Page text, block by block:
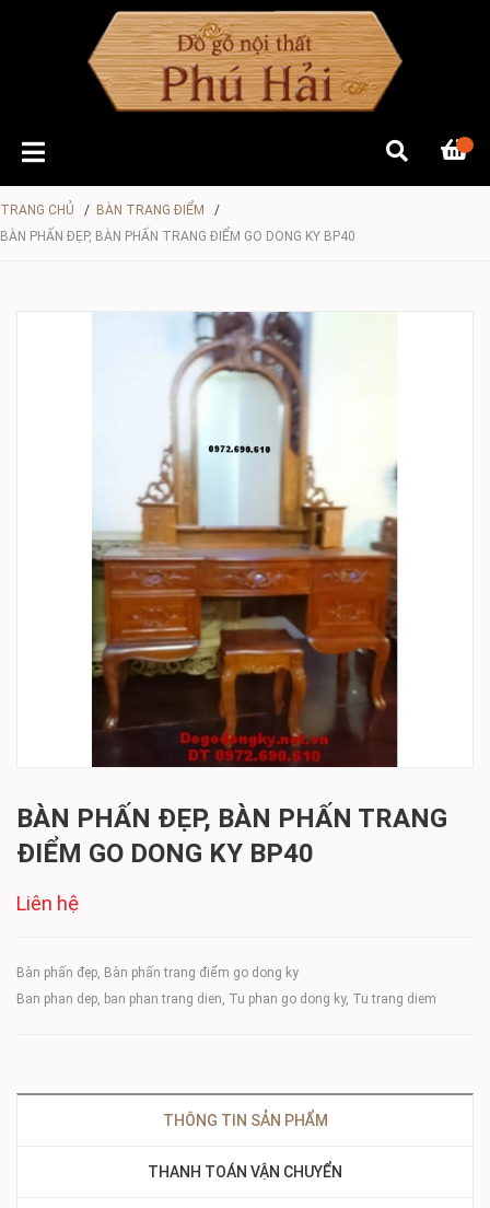
TRANG CHỦ / BÀN TRANG ĐIỂM
/
BÀN PHẤN ĐẸP, BÀN PHẤN TRANG ĐIỂM GO DONG KY BP40
BÀN PHẤN ĐẸP, BÀN PHẤN TRANG
ĐIỂM GO DONG KY BP40
Liên hệ
Bàn phấn đẹp, Bàn phấn trang điểm go dong ky
Ban phan dep, ban phan trang dien, Tu phan go dong ky, Tu trang diem
THÔNG TIN SẢN PHẨM
THANH TOÁN VẬN CHUYỂN